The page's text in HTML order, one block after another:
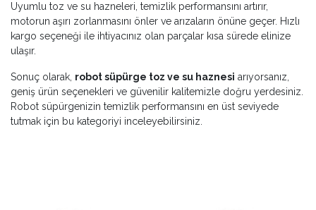
Uyumlu toz ve su hazneleri, temizlik performansını artırır,
motorun aşırı zorlanmasını önler ve arızaların önüne geçer. Hızlı
kargo seçeneği ile ihtiyacınız olan parçalar kısa sürede elinize
ulaşır.
Sonuç olarak, robot süpürge toz ve su haznesi arıyorsanız,
geniş ürün seçenekleri ve güvenilir kalitemizle doğru yerdesiniz.
Robot süpürgenizin temizlik performansını en üst seviyede
tutmak için bu kategoriyi inceleyebilirsiniz.